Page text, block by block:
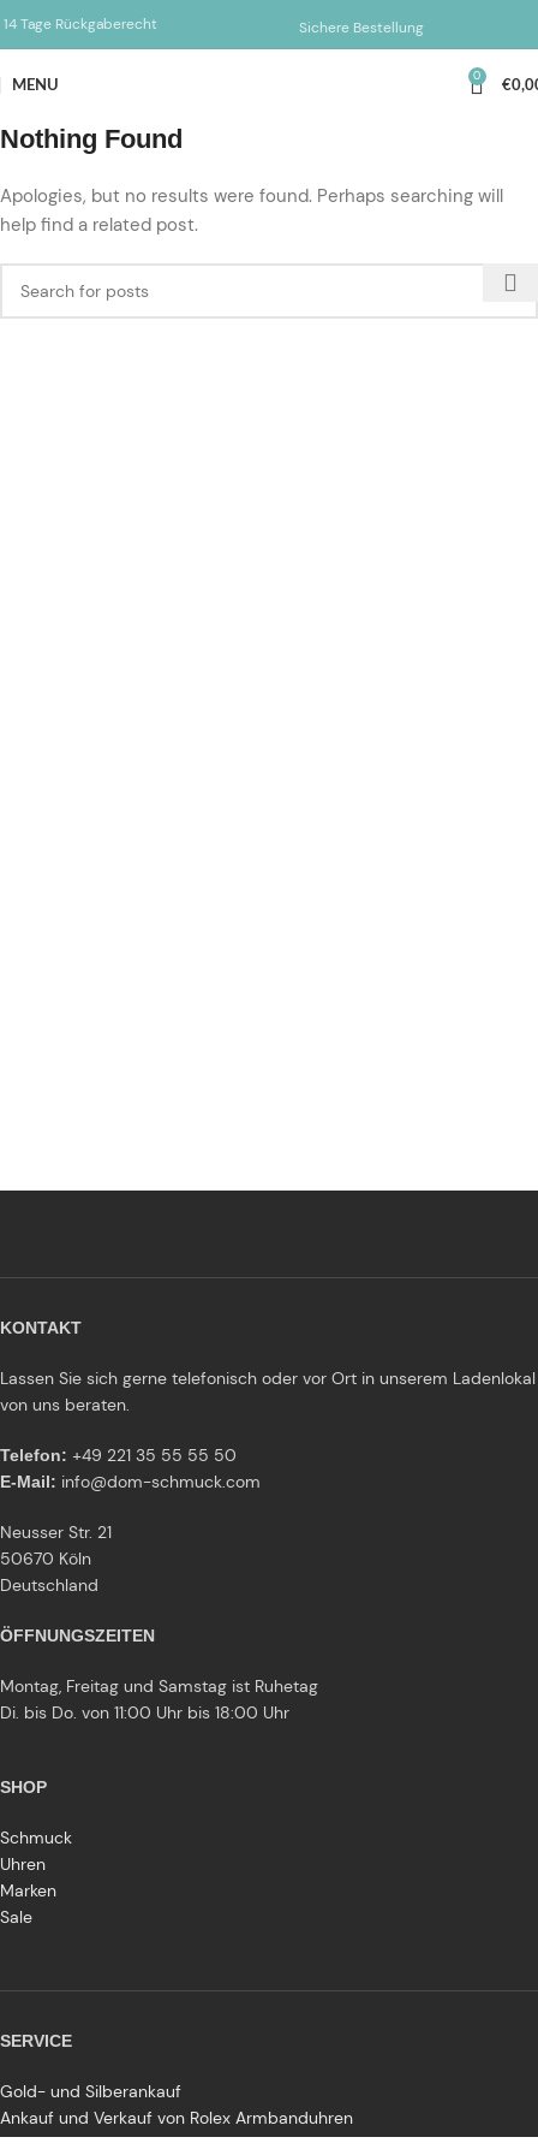
14 Tage Rückgaberecht Sichere Bestellung
MENU
0
€
Nothing Found
Apologies, but no results were found. Perhaps searching will
help find a related post.
KONTAKT
Lassen Sie sich gerne telefonisch oder vor Ort in unserem Ladenlokal
von uns beraten.
Telefon: +49 221 35 55 55 50
E-Mail: info@dom-schmuck.com
Neusser Str. 21
50670 Köln
Deutschland
ÖFFNUNGSZEITEN
Montag, Freitag und Samstag ist Ruhetag
Di. bis Do. von 11:00 Uhr bis 18:00 Uhr
SHOP
Schmuck
Uhren
Marken
Sale
SERVICE
Gold- und Silberankauf
Ankauf und Verkauf von Rolex Armbanduhren
Schmuckreparatur und -reinigung